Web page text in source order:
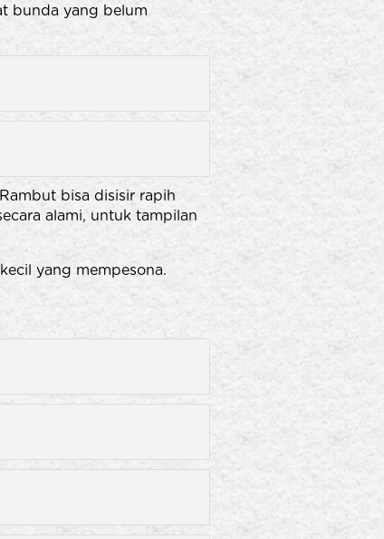
bunda yang belum
bisa disisir rapih
alami, untuk tampilan
yang mempesona.